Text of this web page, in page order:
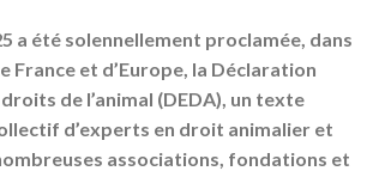
a été solennellement proclamée, dans
France et d’Europe, la Déclaration
de l’animal (DEDA), un texte
d’experts en droit animalier et
associations, fondations et